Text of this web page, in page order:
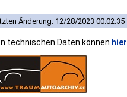
Änderung: 12/28/2023 00:02:35
technischen Daten können hier